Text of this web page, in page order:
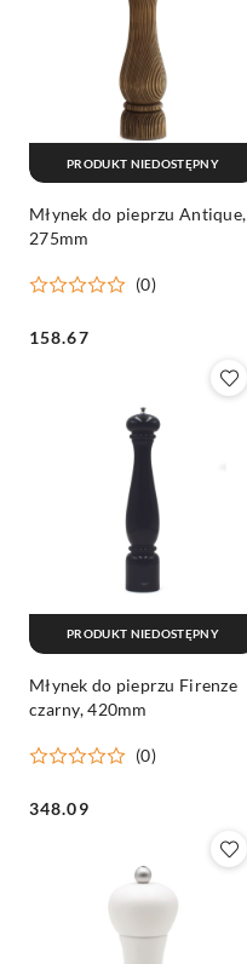
Młynek do pieprzu Antique,
275mm
(0)
Cena:
158.67
PRODUKT NIEDOSTĘPNY
Młynek do pieprzu Firenze
czarny, 420mm
(0)
Cena:
348.09
PRODUKT NIEDOSTĘPNY